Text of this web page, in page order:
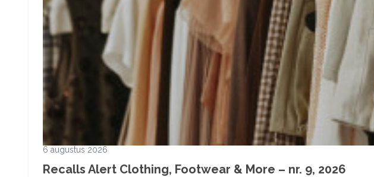
Recalls Alert Clothing, Footwear & More – nr. 9, 2026
6 augustus 2026